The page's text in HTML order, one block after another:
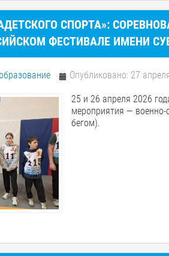
СПОРТА»:
ФЕСТИВАЛЕ ИМЕНИ
Опубликовано: 27
25 и 26 апреля 2026
мероприятия — военно-
бегом).